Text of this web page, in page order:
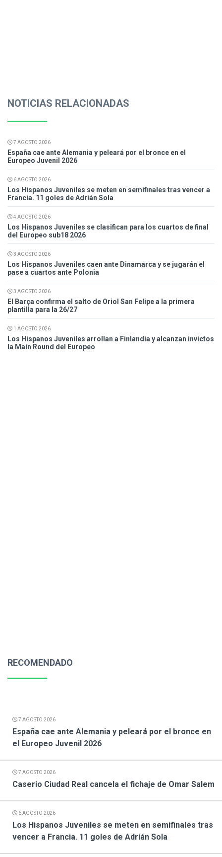
NOTICIAS RELACIONADAS
7 AGOSTO 2026
España cae ante Alemania y peleará por el bronce en el
Europeo Juvenil 2026
6 AGOSTO 2026
Los Hispanos Juveniles se meten en semifinales tras vencer a
Francia. 11 goles de Adrián Sola
4 AGOSTO 2026
Los Hispanos Juveniles se clasifican para los cuartos de final
del Europeo sub18 2026
3 AGOSTO 2026
Los Hispanos Juveniles caen ante Dinamarca y se jugarán el
pase a cuartos ante Polonia
3 AGOSTO 2026
El Barça confirma el salto de Oriol San Felipe a la primera
plantilla para la 26/27
1 AGOSTO 2026
Los Hispanos Juveniles arrollan a Finlandia y alcanzan invictos
la Main Round del Europeo
RECOMENDADO
7 AGOSTO 2026
España cae ante Alemania y peleará por el bronce en
el Europeo Juvenil 2026
7 AGOSTO 2026
Caserio Ciudad Real cancela el fichaje de Omar Salem
6 AGOSTO 2026
Los Hispanos Juveniles se meten en semifinales tras
vencer a Francia. 11 goles de Adrián Sola